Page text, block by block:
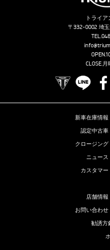
トライ
〒332-0002 埼
TEL.
CLOSE.
TRIUMPHLINE
新車在庫情報
認定中古車
クロージング
ニュース
カスタマー
店舗情報
お問い合わせ
勧誘方